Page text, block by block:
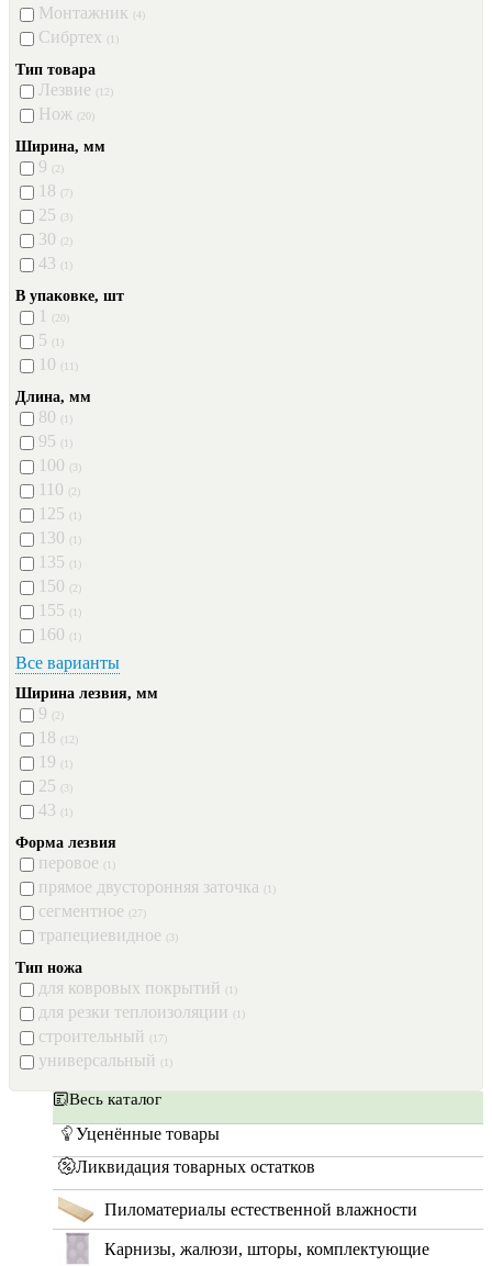
Монтажник (4)
Сибртех (1)
Тип товара
Лезвие (12)
Нож (20)
Ширина, мм
9 (2)
18 (7)
25 (3)
30 (2)
43 (1)
В упаковке, шт
1 (20)
5 (1)
10 (11)
Длина, мм
80 (1)
95 (1)
100 (3)
110 (2)
125 (1)
130 (1)
135 (1)
150 (2)
155 (1)
160 (1)
Все варианты
Ширина лезвия, мм
9 (2)
18 (12)
19 (1)
25 (3)
43 (1)
Форма лезвия
перовое (1)
прямое двусторонняя заточка (1)
сегментное (27)
трапециевидное (3)
Тип ножа
для ковровых покрытий (1)
для резки теплоизоляции (1)
строительный (17)
универсальный (1)
Весь каталог
Уценённые товары
Ликвидация товарных остатков
Пиломатериалы естественной влажности
Карнизы, жалюзи, шторы, комплектующие